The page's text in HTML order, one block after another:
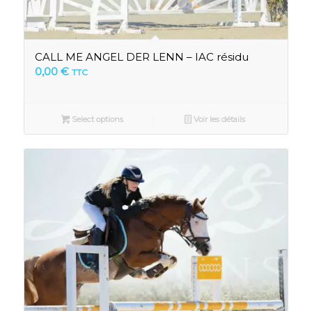
CALL ME ANGEL DER LENN – IAC résidu
0,00 € TTC
Select options Voir les détails